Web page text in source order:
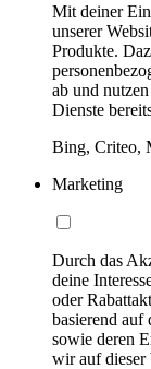
Mit deiner
unserer
Produkte.
ab und
Dienste
Bing, Criteo,
Marketing
Durch das
deine
oder
basierend auf
sowie deren
wir auf dieser